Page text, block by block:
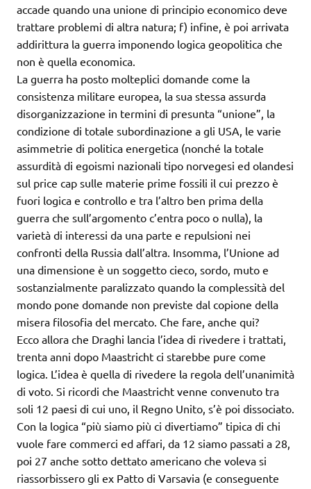
accade quando una unione di principio economico deve
trattare problemi di altra natura; f) infine, è poi arrivata
addirittura la guerra imponendo logica geopolitica che
non è quella economica.
La guerra ha posto molteplici domande come la
consistenza militare europea, la sua stessa assurda
disorganizzazione in termini di presunta “unione”, la
condizione di totale subordinazione a gli USA, le varie
asimmetrie di politica energetica (nonché la totale
assurdità di egoismi nazionali tipo norvegesi ed olandesi
sul price cap sulle materie prime fossili il cui prezzo è
fuori logica e controllo e tra l’altro ben prima della
guerra che sull’argomento c’entra poco o nulla), la
varietà di interessi da una parte e repulsioni nei
confronti della Russia dall’altra. Insomma, l’Unione ad
una dimensione è un soggetto cieco, sordo, muto e
sostanzialmente paralizzato quando la complessità del
mondo pone domande non previste dal copione della
misera filosofia del mercato. Che fare, anche qui?
Ecco allora che Draghi lancia l’idea di rivedere i trattati,
trenta anni dopo Maastricht ci starebbe pure come
logica. L’idea è quella di rivedere la regola dell’unanimità
di voto. Si ricordi che Maastricht venne convenuto tra
soli 12 paesi di cui uno, il Regno Unito, s’è poi dissociato.
Con la logica “più siamo più ci divertiamo” tipica di chi
vuole fare commerci ed affari, da 12 siamo passati a 28,
poi 27 anche sotto dettato americano che voleva si
riassorbissero gli ex Patto di Varsavia (e conseguente